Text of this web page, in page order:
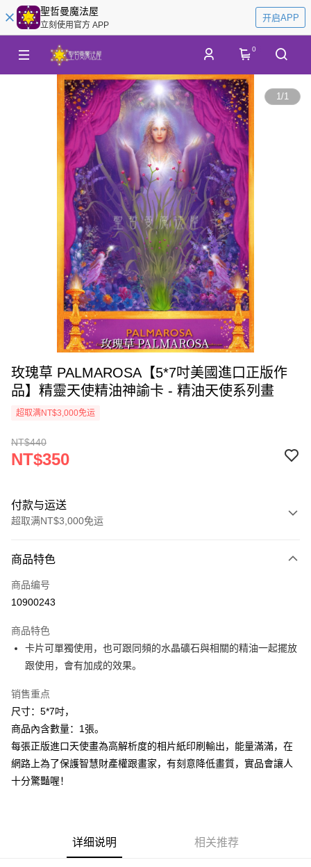
聖哲曼魔法屋
立刻使用官方 APP
开启APP
0
1/1
玫瑰草 PALMAROSA【5*7吋美國進口正版作
品】精靈天使精油神諭卡 - 精油天使系列畫
超取满NT$3,000免运
NT$440
NT$350
付款与运送
超取满NT$3,000免运
信用卡一次付款
超商取货付款
Apple Pay
街口支付
悠遊付
ATM付款
全家取貨付款
每笔NT$80，满NT$3,000(含以上)免运费
商品特色
商品编号
10900243
商品特色
卡片可單獨使用，也可跟同頻的水晶礦石與相關的精油一起擺放
跟使用，會有加成的效果。
销售重点
尺寸：5*7吋，
商品內含數量：1張。
每張正版進口天使畫為高解析度的相片紙印刷輸出，能量滿滿，在
網路上為了保護智慧財產權跟畫家，有刻意降低畫質，實品會讓人
十分驚豔喔！
详细说明 相关推荐